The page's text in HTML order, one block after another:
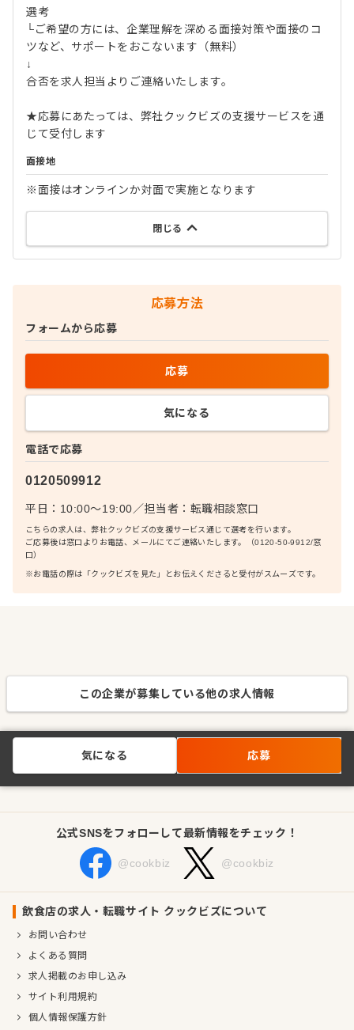
選考
└ご希望の方には、企業理解を深める面接対策や面接のコ
ツなど、サポートをおこないます（無料）
↓
合否を求人担当よりご連絡いたします。
★応募にあたっては、弊社クックビズの支援サービスを通
じて受付します
面接地
※面接はオンラインか対面で実施となります
閉じる
応募方法
電話で応募
0120509912
平日：10:00〜19:00／担当者： 転職相談窓口
こちらの求人は、弊社クックビズの支援サービス通じて選考を行います。
ご応募後は窓口よりお電話、メールにてご連絡いたします。（0120-50-9912/窓
口）
※お電話の際は「クックビズを見た」とお伝えくださると受付がスムーズです。
フォームから応募
応募
気になる
この企業が募集している他の求人情報
気になる 応募
公式SNSをフォローして最新情報をチェック！
@cookbiz @cookbiz
飲食店の求人・転職サイト クックビズについて
お問い合わせ
よくある質問
求人掲載のお申し込み
サイト利用規約
個人情報保護方針